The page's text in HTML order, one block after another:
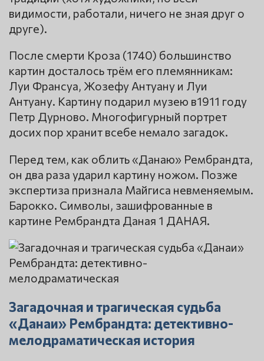
видимости, работали, ничего не зная друг о
друге).
После смерти Кроза (1740) большинство
картин досталось трём его племянникам:
Луи Франсуа, Жозефу Антуану и Луи
Антуану. Картину подарил музею в1911 году
Петр Дурново. Многофигурный портрет
досих пор хранит всебе немало загадок.
Перед тем, как облить «Данаю» Рембрандта,
он два раза ударил картину ножом. Позже
экспертиза признала Майгиса невменяемым.
Барокко. Символы, зашифрованные в
картине Рембрандта Даная 1 ДАНАЯ.
Загадочная и трагическая судьба
«Данаи» Рембрандта: детективно-
мелодраматическая история